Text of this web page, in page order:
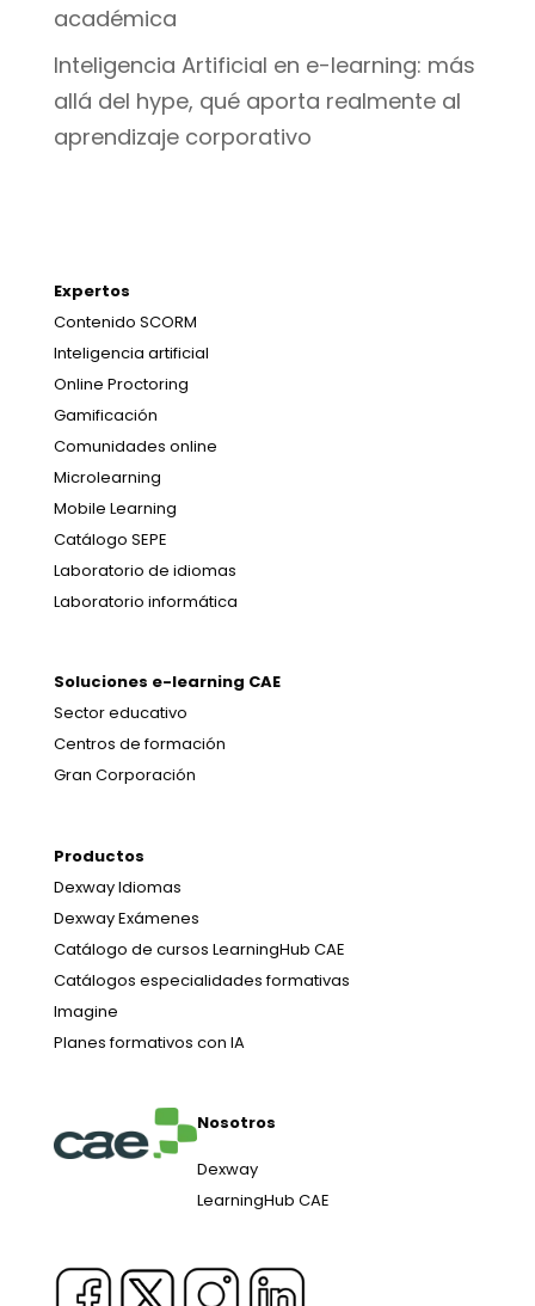
académica
Inteligencia Artificial en e-learning: más
allá del hype, qué aporta realmente al
aprendizaje corporativo
Expertos
Contenido SCORM
Inteligencia artificial
Online Proctoring
Gamificación
Comunidades online
Microlearning
Mobile Learning
Catálogo SEPE
Laboratorio de idiomas
Laboratorio informática
Soluciones e-learning CAE
Sector educativo
Centros de formación
Gran Corporación
Productos
Dexway Idiomas
Dexway Exámenes
Catálogo de cursos LearningHub CAE
Catálogos especialidades formativas
Imagine
Planes formativos con IA
Nosotros
Dexway
LearningHub CAE